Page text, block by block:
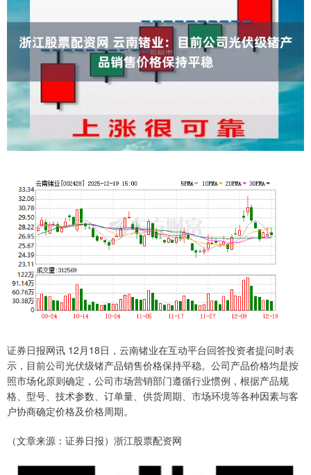
证券日报网讯 12月18日，云南锗业在互动平台回答投资者提问时表
示，目前公司光伏级锗产品销售价格保持平稳。公司产品价格均是按
照市场化原则确定，公司市场营销部门遵循行业惯例，根据产品规
格、型号、技术参数、订单量、供货周期、市场环境等各种因素与客
户协商确定价格及价格周期。
（文章来源：证券日报）浙江股票配资网